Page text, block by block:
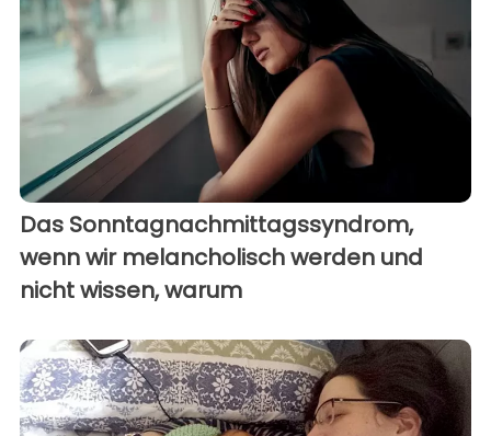
Das Sonntagnachmittagssyndrom,
wenn wir melancholisch werden und
nicht wissen, warum